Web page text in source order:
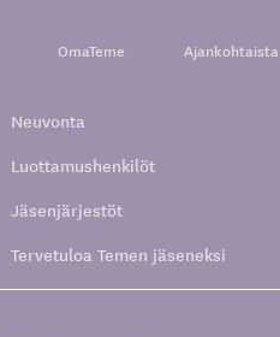
OmaTeme Ajankohtaista
Neuvonta
Luottamushenkilöt
Jäsenjärjestöt
Tervetuloa Temen jäseneksi